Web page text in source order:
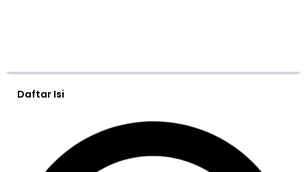
Daftar Isi